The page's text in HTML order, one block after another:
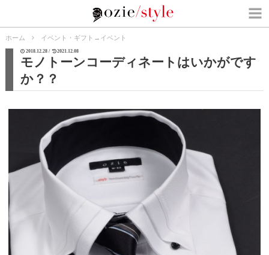
ホーム イベント・ギフト → イベント
2018.12.28 / 2021.12.08
モノトーンコーディネートはいかがです
か？？